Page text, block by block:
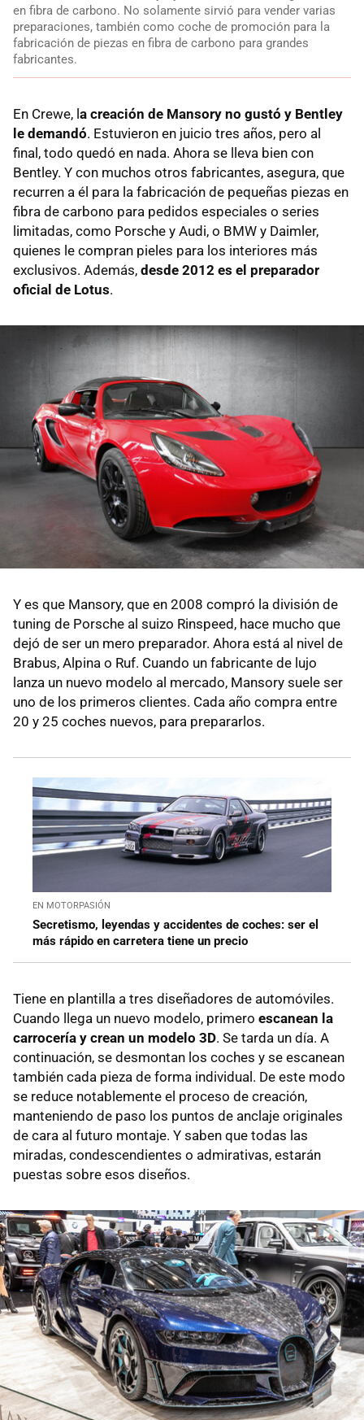
en fibra de carbono. No solamente sirvió para vender varias
preparaciones, también como coche de promoción para la
fabricación de piezas en fibra de carbono para grandes
fabricantes.
En Crewe, l a creación de Mansory no gustó y Bentley
le demandó. Estuvieron en juicio tres años, pero al
final, todo quedó en nada. Ahora se lleva bien con
Bentley. Y con muchos otros fabricantes, asegura, que
recurren a él para la fabricación de pequeñas piezas en
fibra de carbono para pedidos especiales o series
limitadas, como Porsche y Audi, o BMW y Daimler,
quienes le compran pieles para los interiores más
exclusivos. Además, desde 2012 es el preparador
oficial de Lotus.
Y es que Mansory, que en 2008 compró la división de
tuning de Porsche al suizo Rinspeed, hace mucho que
dejó de ser un mero preparador. Ahora está al nivel de
Brabus, Alpina o Ruf. Cuando un fabricante de lujo
lanza un nuevo modelo al mercado, Mansory suele ser
uno de los primeros clientes. Cada año compra entre
20 y 25 coches nuevos, para prepararlos.
EN MOTORPASIÓN
Secretismo, leyendas y accidentes de coches: ser el
más rápido en carretera tiene un precio
Tiene en plantilla a tres diseñadores de automóviles.
Cuando llega un nuevo modelo, primero escanean la
carrocería y crean un modelo 3D. Se tarda un día. A
continuación, se desmontan los coches y se escanean
también cada pieza de forma individual. De este modo
se reduce notablemente el proceso de creación,
manteniendo de paso los puntos de anclaje originales
de cara al futuro montaje. Y saben que todas las
miradas, condescendientes o admirativas, estarán
puestas sobre esos diseños.